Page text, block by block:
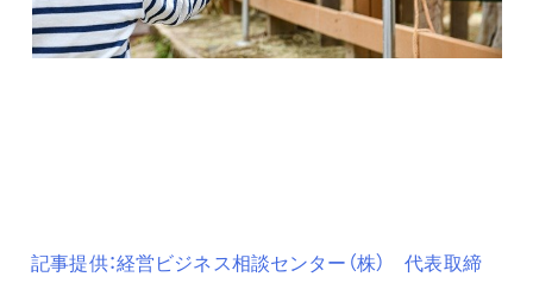
記事提供：経営ビジネス相談センター（株） 代表取締